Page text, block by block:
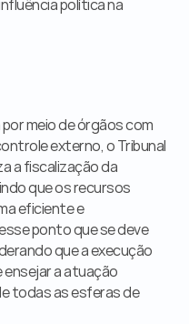
política na
meio de órgãos com
externo, o Tribunal
a fiscalização da
que os recursos
eficiente e
ponto que se deve
que a execução
ensejar a atuação
todas as esferas de